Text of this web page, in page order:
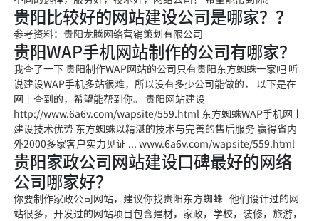
贵阳比较好的网站建设公司是哪家？？
参考资料：贵阳龙腾网络营销策划有限公司
贵阳WAP手机网站制作的公司有哪家？
我查了一下 贵阳制作WAP网站的公司只有贵阳东方蜘蛛一家吧 听
说建设WAP手机多站很难，所以没有多少公司能做的， 以下是在
网上查到的，希望能帮到你。 贵阳网站建设
http://www.6a6v.com/wapsite/559.html 东方蜘蛛WAP手机网上
建设技术优势 东方蜘蛛以精湛的技术与完善的售后服务 赢得省内
外2000多家客户实力见证 ... www.6a6v.com/wapsite/559.html
贵阳家政公司网站建设口碑最好的网络
公司哪家好？
你要制作家政公司网站，建议你找贵阳东方蜘蛛 他们设计过的网
站很多，开发过的网站项目包含建材，家政，学校，装修，旅游，